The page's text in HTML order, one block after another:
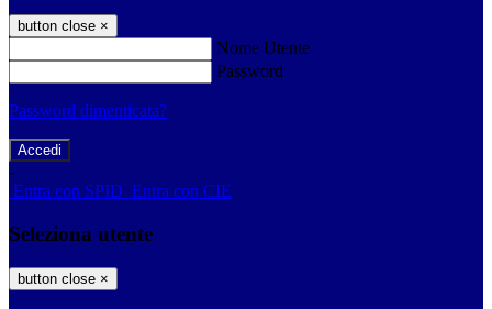
button close ×
Nome Utente
Password
Password dimenticata?
-
Entra con SPID Entra con CIE
Seleziona utente
button close ×